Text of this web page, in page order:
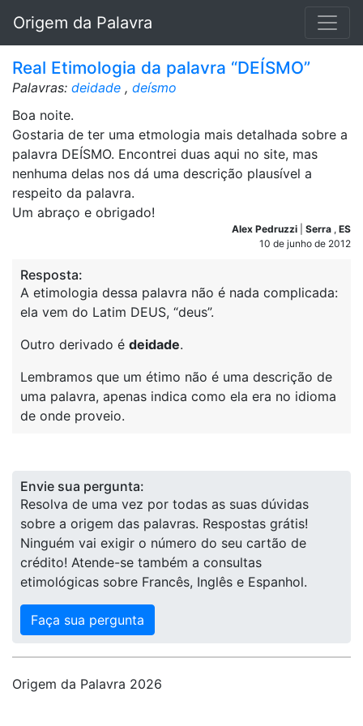
Origem da Palavra
Real Etimologia da palavra “DEÍSMO”
Palavras: deidade , deísmo
Boa noite.
Gostaria de ter uma etmologia mais detalhada sobre a
palavra DEÍSMO. Encontrei duas aqui no site, mas
nenhuma delas nos dá uma descrição plausível a
respeito da palavra.
Um abraço e obrigado!
Alex Pedruzzi Serra , ES
10 de junho de 2012
Resposta:
A etimologia dessa palavra não é nada complicada:
ela vem do Latim DEUS, “deus”.
Outro derivado é deidade.
Lembramos que um étimo não é uma descrição de
uma palavra, apenas indica como ela era no idioma
de onde proveio.
Envie sua pergunta:
Resolva de uma vez por todas as suas dúvidas
sobre a origem das palavras. Respostas grátis!
Ninguém vai exigir o número do seu cartão de
crédito! Atende-se também a consultas
etimológicas sobre Francês, Inglês e Espanhol.
Faça sua pergunta
Origem da Palavra 2026